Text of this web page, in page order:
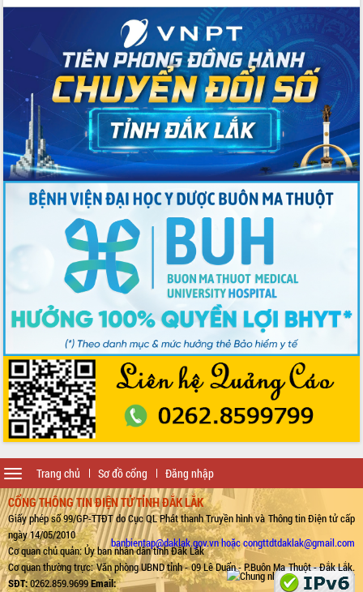
Trang chủ Sơ đồ cổng Đăng nhập
Toggle
navigation
CỔNG THÔNG TIN ĐIỆN TỬ TỈNH ĐẮK LẮK
Giấy phép số 99/GP-TTĐT do Cục QL Phát thanh Truyền hình và Thông tin Điện tử cấp
ngày 14/05/2010
Cơ quan chủ quản: Ủy ban nhân dân tỉnh Đắk Lắk
Cơ quan thường trực: Văn phòng UBND tỉnh - 09 Lê Duẩn - P.Buôn Ma Thuột - Đắk Lắk.
SĐT:0262.859.9699Email:
banbientap@daklak.gov.vn hoặc congttdtdaklak@gmail.com